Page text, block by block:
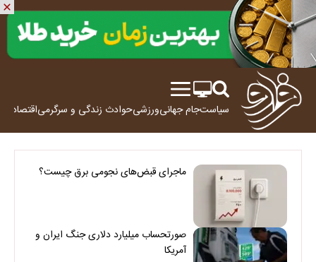
سیاستجام جهانیورزشیحوادث زندگی و سرگرمیاقتصاد
ماجرای قبض‌های نجومی برق چیست؟
صورتحساب میلیارد دلاری جنگ ایران و
آمریکا